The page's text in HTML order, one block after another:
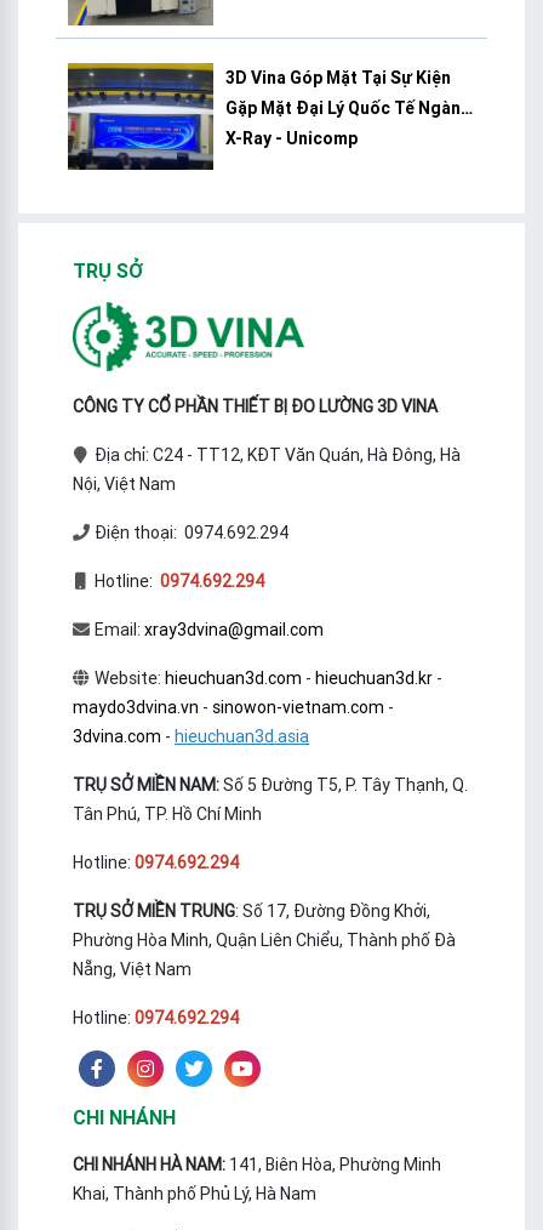
3D Vina Góp Mặt Tại Sự Kiện
Gặp Mặt Đại Lý Quốc Tế Ngành
X-Ray - Unicomp
TRỤ SỞ
CÔNG TY CỔ PHẦN THIẾT BỊ ĐO LƯỜNG 3D VINA
Địa chỉ: C24 - TT12, KĐT Văn Quán, Hà Đông, Hà
Nội, Việt Nam
Điện thoại: 0974.692.294
Hotline: 0974.692.294
Email: xray3dvina@gmail.com
Website: hieuchuan3d.com - hieuchuan3d.kr-
maydo3dvina.vn - sinowon-vietnam.com -
3dvina.com - hieuchuan3d.asia
TRỤ SỞ MIỀN NAM:Số 5 Đường T5, P. Tây Thạnh, Q.
Tân Phú, TP. Hồ Chí Minh
Hotline: 0974.692.294
TRỤ SỞ MIỀN TRUNG: Số 17, Đường Đồng Khởi,
Phường Hòa Minh, Quận Liên Chiểu, Thành phố Đà
Nẵng, Việt Nam
Hotline: 0974.692.294
CHI NHÁNH
CHI NHÁNH HÀ NAM: 141, Biên Hòa, Phường Minh
Khai, Thành phố Phủ Lý, Hà Nam